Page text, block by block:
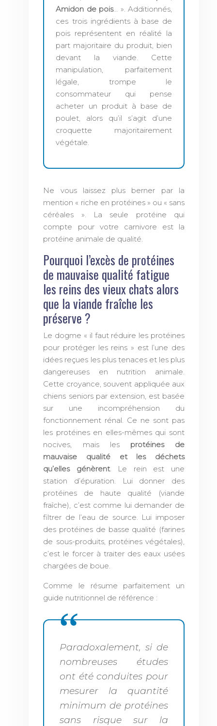
Amidon de pois… ». Additionnés,
ces trois ingrédients à base de
pois représentent en réalité la
part majoritaire du produit, bien
devant la viande. Cette
manipulation, parfaitement
légale, trompe le
consommateur qui pense
acheter un produit à base de
poulet, alors qu’il s’agit d’une
croquette majoritairement
végétale.
Ne vous laissez plus berner par la
mention « riche en protéines » ou « sans
céréales ». La seule protéine qui
compte pour votre carnivore est la
protéine animale de qualité.
Pourquoi l’excès de protéines
de mauvaise qualité fatigue
les reins des vieux chats alors
que la viande fraîche les
préserve ?
Le dogme « il faut réduire les protéines
pour protéger les reins » est l’une des
idées reçues les plus tenaces et les plus
dangereuses en nutrition animale.
Cette croyance, souvent appliquée aux
chiens seniors par extension, est basée
sur une incompréhension du
fonctionnement rénal. Ce ne sont pas
les protéines en elles-mêmes qui sont
nocives, mais les protéines de
mauvaise qualité et les déchets
qu’elles génèrent. Le rein est une
station d’épuration. Lui donner des
protéines de haute qualité (viande
fraîche), c’est comme lui demander de
filtrer de l’eau de source. Lui imposer
des protéines de basse qualité (farines
de sous-produits, protéines végétales),
c’est le forcer à traiter des eaux usées
chargées de boue.
Comme le résume parfaitement un
guide nutritionnel de référence :
Paradoxalement, si de
nombreuses études
ont été conduites pour
mesurer la quantité
minimum de protéines
sans risque sur la